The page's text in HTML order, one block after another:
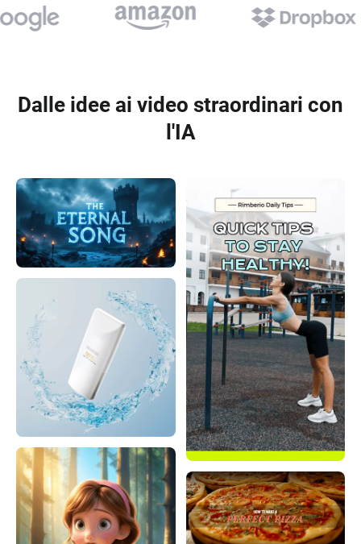
Dalle idee ai video straordinari con
l'IA